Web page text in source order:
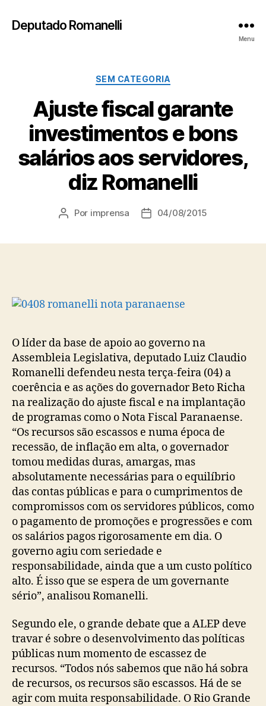
Deputado Romanelli
Menu
Categorias
SEM CATEGORIA
Ajuste fiscal garante
investimentos e bons
salários aos servidores,
diz Romanelli
Autor
Por imprensa
Data04/08/2015
O líder da base de apoio ao governo na
Assembleia Legislativa, deputado Luiz Claudio
Romanelli defendeu nesta terça-feira (04) a
coerência e as ações do governador Beto Richa
na realização do ajuste fiscal e na implantação
de programas como o Nota Fiscal Paranaense.
“Os recursos são escassos e numa época de
recessão, de inflação em alta, o governador
tomou medidas duras, amargas, mas
absolutamente necessárias para o equilíbrio
das contas públicas e para o cumprimentos de
compromissos com os servidores públicos, como
o pagamento de promoções e progressões e com
os salários pagos rigorosamente em dia. O
governo agiu com seriedade e
responsabilidade, ainda que a um custo político
alto. É isso que se espera de um governante
sério”, analisou Romanelli.
Segundo ele, o grande debate que a ALEP deve
travar é sobre o desenvolvimento das políticas
públicas num momento de escassez de
recursos. “Todos nós sabemos que não há sobra
de recursos, os recursos são escassos. Há de se
agir com muita responsabilidade. O Rio Grande